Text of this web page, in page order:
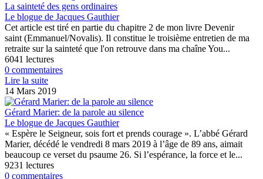
La sainteté des gens ordinaires
Le blogue de Jacques Gauthier
Cet article est tiré en partie du chapitre 2 de mon livre Devenir
saint (Emmanuel/Novalis). Il constitue le troisième entretien de ma
retraite sur la sainteté que l'on retrouve dans ma chaîne You...
6041 lectures
0 commentaires
Lire la suite
14 Mars 2019
Gérard Marier: de la parole au silence
Le blogue de Jacques Gauthier
« Espère le Seigneur, sois fort et prends courage ». L’abbé Gérard
Marier, décédé le vendredi 8 mars 2019 à l’âge de 89 ans, aimait
beaucoup ce verset du psaume 26. Si l’espérance, la force et le...
9231 lectures
0 commentaires